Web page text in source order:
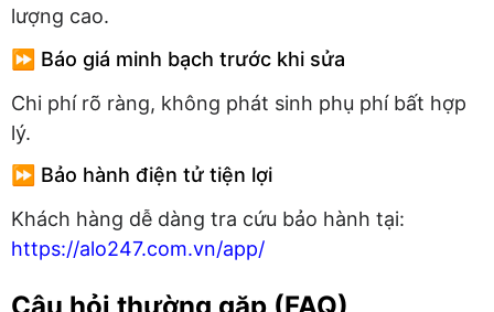
lượng cao.
⏩ Báo giá minh bạch trước khi sửa
Chi phí rõ ràng, không phát sinh phụ phí bất hợp
lý.
⏩ Bảo hành điện tử tiện lợi
Khách hàng dễ dàng tra cứu bảo hành tại:
https://alo247.com.vn/app/